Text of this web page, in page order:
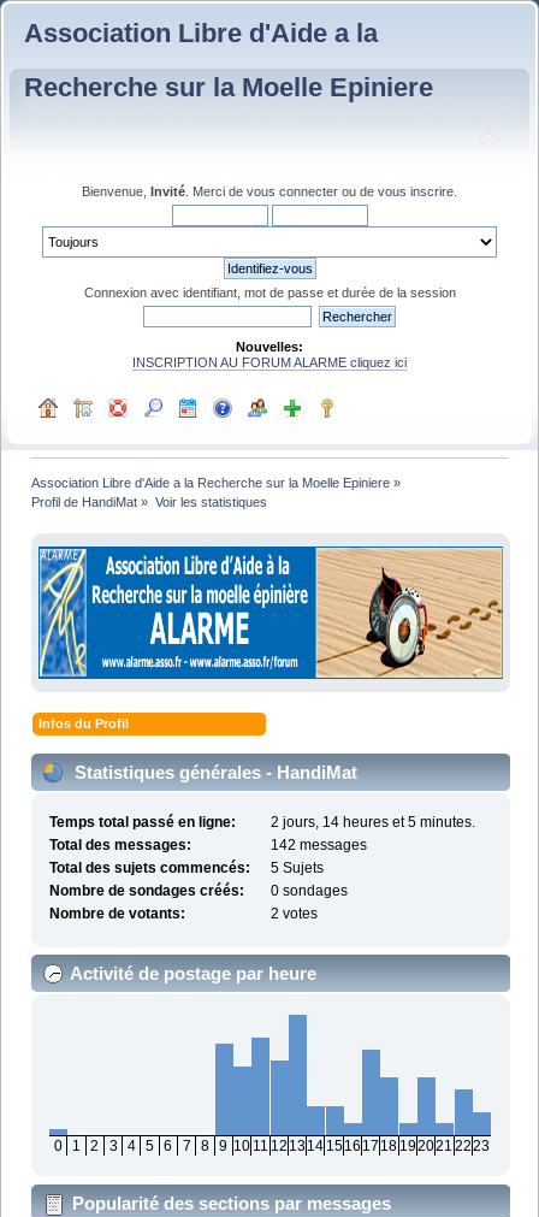
Association Libre d'Aide a la
Recherche sur la Moelle Epiniere
Bienvenue, Invité . Merci de vous connecter ou de vous inscrire
Connexion avec identifiant, mot de passe et durée de la session
Nouvelles:
INSCRIPTION AU FORUM ALARME cliquez ici
Association Libre d'Aide a la Recherche sur la Moelle Epiniere »
Profil de HandiMat » Voir les statistiques
Infos du Profil
Statistiques générales - HandiMat
Temps total passé en ligne:
2 jours, 14 heures et 5 minutes.
Total des messages:
142 messages
Total des sujets commencés:
5 Sujets
Nombre de sondages créés:
0 sondages
Nombre de votants:
2 votes
Activité de postage par heure
0 1 2 3 4 5 6 7 8 9 10 11 12 1314 1516 17 18 192021 2223
Popularité des sections par messages